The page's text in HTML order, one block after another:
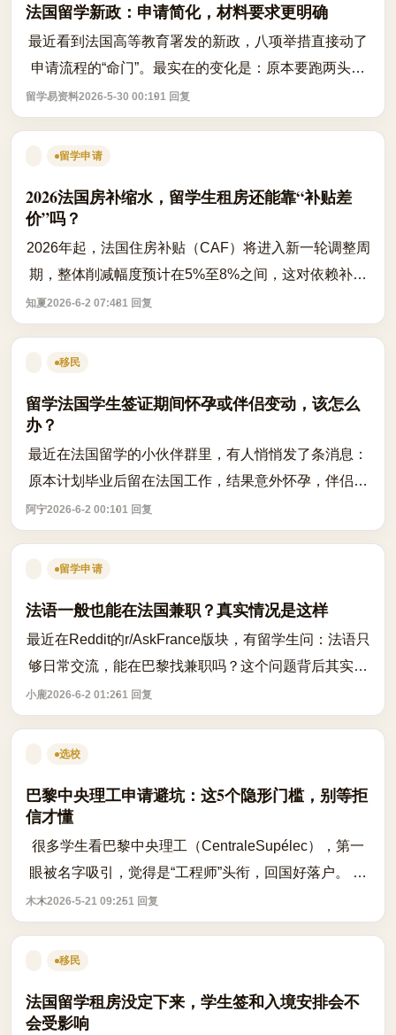
法国留学新政：申请简化，材料要求更明确
最近看到法国高等教育署发的新政，八项举措直接动了
申请流程的“命门”。最实在的变化是：原本要跑两头、
填一堆表格的申请系统，现在统一整合进一个
叫“Étudiant en France”的平台，资料上传...
留学易资料2026-5-30 00:191 回复
留学申请
2026法国房补缩水，留学生租房还能靠“补贴差
价”吗？
2026年起，法国住房补贴（CAF）将进入新一轮调整周
期，整体削减幅度预计在5%至8%之间，这对依赖补贴
维持生活成本的留学生而言，意味着每月实际到手金额
可能减少20到50欧元。这一调整并非突发政...
知夏2026-6-2 07:481 回复
移民
留学法国学生签证期间怀孕或伴侣变动，该怎么
办？
最近在法国留学的小伙伴群里，有人悄悄发了条消息：
原本计划毕业后留在法国工作，结果意外怀孕，伴侣也
因签证问题无法长期留居，一下子陷入身份焦虑。这其
实不是个例——很多持学生签证在法生活...
阿宁2026-6-2 00:101 回复
留学申请
法语一般也能在法国兼职？真实情况是这样
最近在Reddit的r/AskFrance版块，有留学生问：法语只
够日常交流，能在巴黎找兼职吗？这个问题背后其实藏
着很多中国学生的真实困境——签证允许工作，但现实
远比条款复杂。法国确实允许国际学生...
小鹿2026-6-2 01:261 回复
选校
巴黎中央理工申请避坑：这5个隐形门槛，别等拒
信才懂
很多学生看巴黎中央理工（CentraleSupélec），第一
眼被名字吸引，觉得是“工程师”头衔，回国好落户。 但
真去查细节，才发现门槛比想象中硬。 不是学校不好，
而是很多人没看清：它只招精英、宿...
木木2026-5-21 09:251 回复
移民
法国留学租房没定下来，学生签和入境安排会不
会受影响